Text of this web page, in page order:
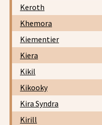
Keroth
Khemora
Kiementier
Kiera
Kikil
Kikooky
Kira Syndra
Kirill